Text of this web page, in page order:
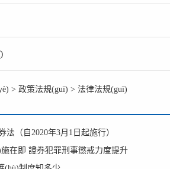
> 政策法規(guī) > 法律法規(guī)
法（自2020年3月1日起施行）
在即 證券犯罪刑事懲戒力度提升